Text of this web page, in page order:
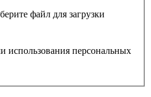
файл для загрузки
использования персональных